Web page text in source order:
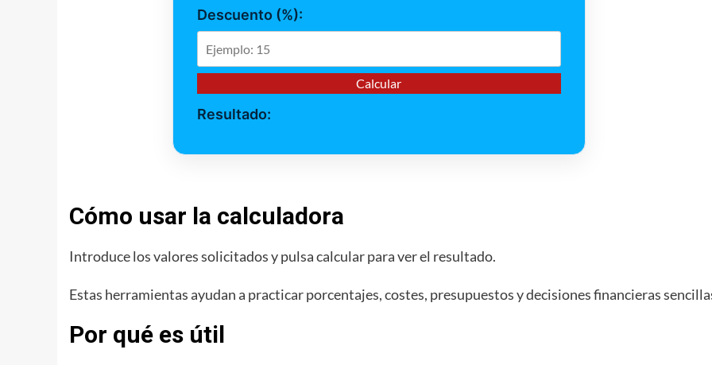
Descuento (%):
Calcular
Resultado:
Cómo usar la calculadora
Introduce los valores solicitados y pulsa calcular para ver el resultado.
Estas herramientas ayudan a practicar porcentajes, costes, presupuestos y decisiones financieras
Por qué es útil